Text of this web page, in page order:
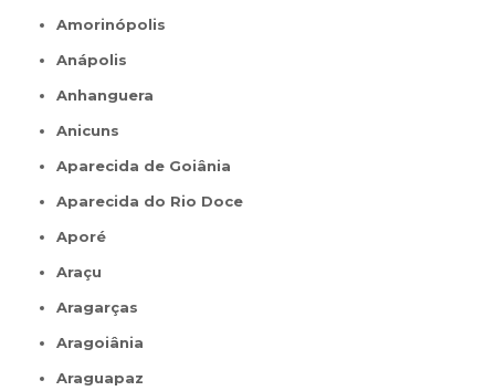
Amorinópolis
Anápolis
Anhanguera
Anicuns
Aparecida de Goiânia
Aparecida do Rio Doce
Aporé
Araçu
Aragarças
Aragoiânia
Araguapaz